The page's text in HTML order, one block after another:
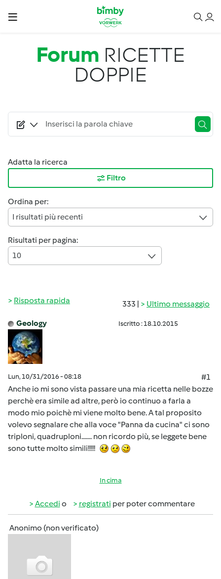
Salta al contenuto principale
Forum RICETTE
DOPPIE
Adatta la ricerca
Filtro
Ordina per:
I risultati più recenti
Risultati per pagina:
10
333 | Ultimo messaggio
Risposta rapida
Geology Iscritto : 18.10.2015
Lun, 10/31/2016 - 08:18
#1
Anche io mi sono vista passare una mia ricetta nelle bozze
perchè era simile ad altre, però io continuo a farla a
modo mio poichè mi viene molto bene. A tal proposito
volevo segnalare che alla voce "Panna da cucina" ci sono
triploni, quadruploni....... non ricordo più, se leggete bene
sono tutte molto simili!!!!!
In cima
Accedi o registrati per poter commentare
Anonimo (non verificato)